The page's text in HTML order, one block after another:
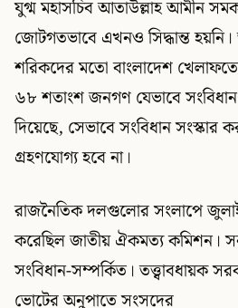
যুগ্ম মহাসচিব আতাউল্লাহ আমীন
জোটগতভাবে এখনও সিদ্ধান্ত
শরিকদের মতো বাংলাদেশ
৬৮ শতাংশ জনগণ যেভাবে
দিয়েছে, সেভাবে সংবিধান সংস্কার
গ্রহণযোগ্য হবে না।
রাজনৈতিক দলগুলোর সংলাপে
করেছিল জাতীয় ঐকমত্য কমিশন।
সংবিধান-সম্পর্কিত। তত্ত্বাবধায়ক
ভোটের অনুপাতে সংসদের